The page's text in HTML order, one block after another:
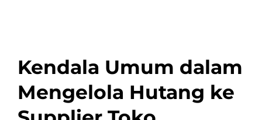
Kendala Umum dalam
Mengelola Hutang ke